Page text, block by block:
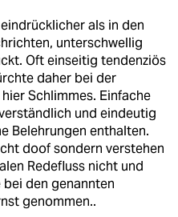
als in den
unterschwellig
Oft einseitig tendenziös
daher bei der
Schlimmes. Einfache
und eindeutig
Belehrungen enthalten.
doof sondern verstehen
Redefluss nicht und
den genannten
genommen..